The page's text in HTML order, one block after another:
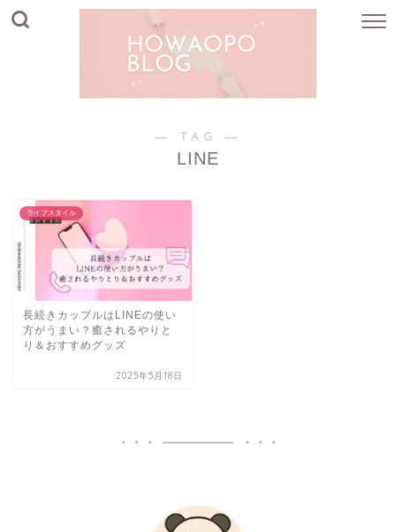
― TAG ―
LINE
ライフスタイル
長続きカップルはLINEの使い
方がうまい？癒されるやりと
り＆おすすめグッズ
2025年5月18日